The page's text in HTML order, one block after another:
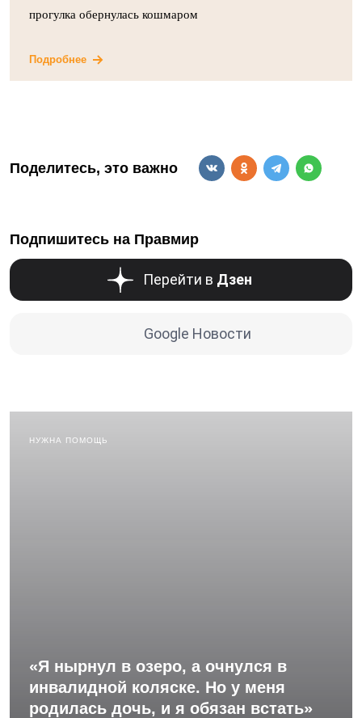
прогулка обернулась кошмаром
Подробнее
Поделитесь, это важно
Подпишитесь на Правмир
Перейти в Дзен
Google Новости
НУЖНА ПОМОЩЬ
«Я нырнул в озеро, а очнулся в
инвалидной коляске. Но у меня
родилась дочь, и я обязан встать»